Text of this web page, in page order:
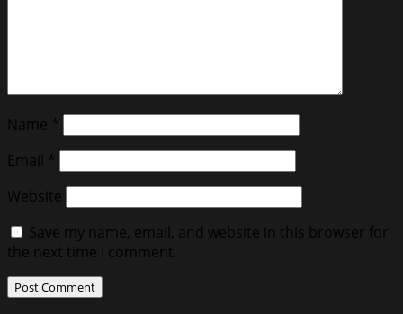
Name *
Email
*
Website
Save my name, email, and website in this browser for
the next time I comment.